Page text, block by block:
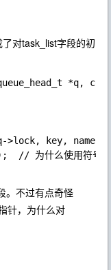
对task_list字段的初
*q,
>lock, key, name);
// 为什么使用符号-
。不过有点奇怪
针，为什么对